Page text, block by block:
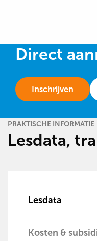
Direct
Inschrijven
PRAKTISCHE INFORMATIE
Lesdata,
Lesdata
Kosten &